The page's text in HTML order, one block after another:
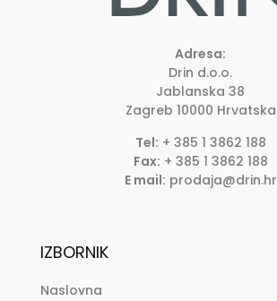
Adresa:
Drin d.o.o.
Jablanska 38
Zagreb 10000 Hrvatska
Tel: + 385 1 3862 188
Fax: + 385 1 3862 188
E mail: prodaja@drin.hr
IZBORNIK
Naslovna